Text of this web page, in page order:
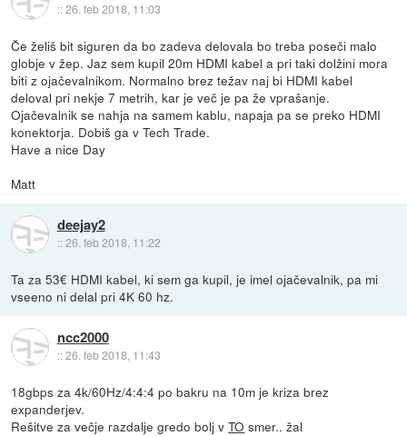
::26. feb 2018, 11:03
Če želiš bit siguren da bo zadeva delovala bo treba poseči malo
globje v žep. Jaz sem kupil 20m HDMI kabel a pri taki dolžini mora
biti z ojačevalnikom. Normalno brez težav naj bi HDMI kabel
deloval pri nekje 7 metrih, kar je več je pa že vprašanje.
Ojačevalnik se nahja na samem kablu, napaja pa se preko HDMI
konektorja. Dobiš ga v Tech Trade.
Have a nice Day
Matt
deejay2
::26. feb 2018, 11:22
Ta za 53€ HDMI kabel, ki sem ga kupil, je imel ojačevalnik, pa mi
vseeno ni delal pri 4K 60 hz.
ncc2000
::26. feb 2018, 11:43
18gbps za 4k/60Hz/4:4:4 po bakru na 10m je kriza brez
expanderjev.
Rešitve za večje razdalje gredo bolj vTO smer.. žal